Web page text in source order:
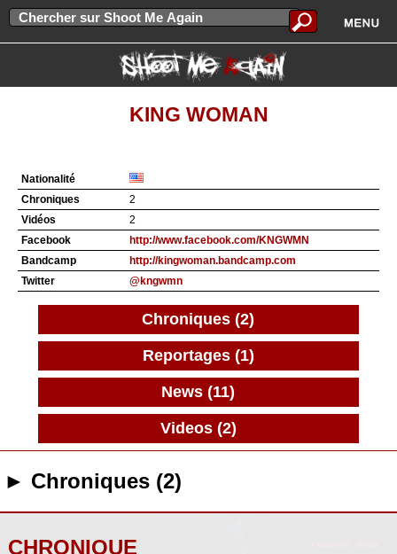
KING WOMAN
Nationalité
Chroniques
2
Vidéos
2
Facebook
http://www.facebook.com/KNGWMN
Bandcamp
http://kingwoman.bandcamp.com
Twitter
@kngwmn
Chroniques (2)
Reportages (1)
News (11)
Videos (2)
► Chroniques (2)
CHRONIQUE